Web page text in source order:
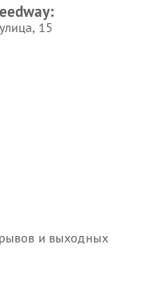
15
и выходных